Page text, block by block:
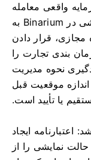
واقعی معامله
کنید؟ ثبت نام و جابجایی به محیط آزمایشی در Binarium به
مجازی، قرار دادن
بندی تجارت را
نحوه مدیریت
اندازه موقعیت قبل
یا تأیید است.
ایجاد
حالت نمایشی را از